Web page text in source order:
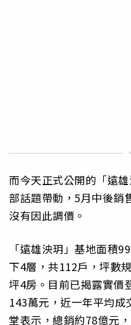
而今天正式公開的「遠
部話題帶動，5月中後銷
沒有因此調價。
「遠雄泱玥」基地面積
下4層，共112戶，坪數
坪4房。目前已揭露實價
143萬元，近一年平均
堂表示，總銷約78億元